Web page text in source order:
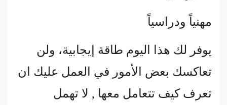
مهنياً ودراسياً
يوفر لك هذا اليوم طاقة إيجابية، ولن
تعاكسك بعض الأمور في العمل عليك ان
تعرف كيف تتعامل معها , لا تهمل